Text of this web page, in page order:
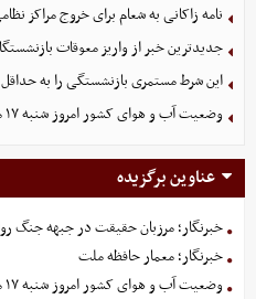
نامه زاکانی به شعام برای خروج مراکز
جدیدترین خبر از واریز معوقات
این شرط مستمری بازنشستگی را به
وضعیت آب و هوای کشور امروز شنبه ۱۷ مرداد ۱۴۰۵
عناوین برگزیده
خبرنگار؛ مرزبان حقیقت در جبهه جنگ
خبرنگار؛ معمار حافظه ملت
وضعیت آب و هوای کشور امروز شنبه ۱۷ مرداد ۱۴۰۵